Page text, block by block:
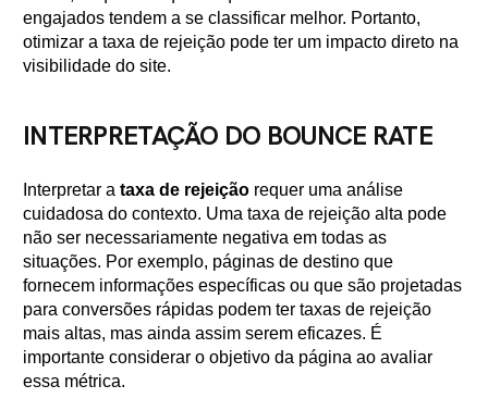
engajados tendem a se classificar melhor. Portanto,
otimizar a taxa de rejeição pode ter um impacto direto na
visibilidade do site.
INTERPRETAÇÃO DO BOUNCE RATE
Interpretar a taxa de rejeição requer uma análise
cuidadosa do contexto. Uma taxa de rejeição alta pode
não ser necessariamente negativa em todas as
situações. Por exemplo, páginas de destino que
fornecem informações específicas ou que são projetadas
para conversões rápidas podem ter taxas de rejeição
mais altas, mas ainda assim serem eficazes. É
importante considerar o objetivo da página ao avaliar
essa métrica.